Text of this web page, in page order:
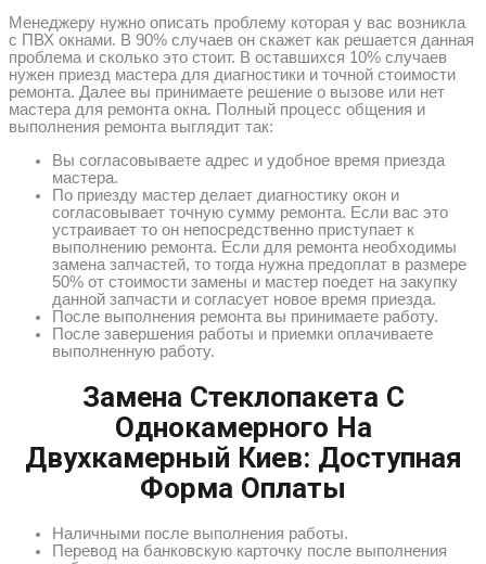
Менеджеру нужно описать проблему которая у вас возникла
с ПВХ окнами. В 90% случаев он скажет как решается данная
проблема и сколько это стоит. В оставшихся 10% случаев
нужен приезд мастера для диагностики и точной стоимости
ремонта. Далее вы принимаете решение о вызове или нет
мастера для ремонта окна. Полный процесс общения и
выполнения ремонта выглядит так:
Вы согласовываете адрес и удобное время приезда
мастера.
По приезду мастер делает диагностику окон и
согласовывает точную сумму ремонта. Если вас это
устраивает то он непосредственно приступает к
выполнению ремонта. Если для ремонта необходимы
замена запчастей, то тогда нужна предоплат в размере
50% от стоимости замены и мастер поедет на закупку
данной запчасти и согласует новое время приезда.
После выполнения ремонта вы принимаете работу.
После завершения работы и приемки оплачиваете
выполненную работу.
Замена Стеклопакета С
Однокамерного На
Двухкамерный Киев: Доступная
Форма Оплаты
Наличными после выполнения работы.
Перевод на банковскую карточку после выполнения